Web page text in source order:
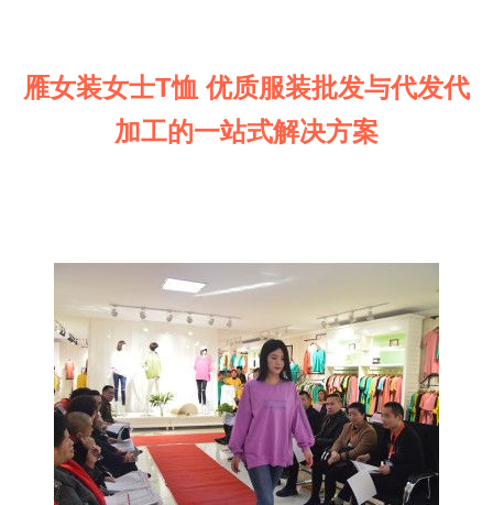
雁女装女士T恤 优质服装批发与代发代
加工的一站式解决方案